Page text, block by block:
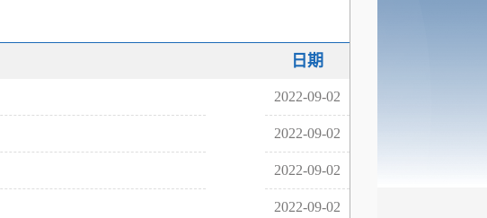
日期
2022-09-02
2022-09-02
2022-09-02
2022-09-02